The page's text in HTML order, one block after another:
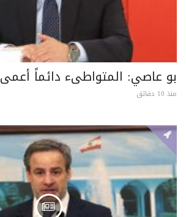
بو عاصي: المتواطىء دائماً أعمى
منذ 10 دقائق